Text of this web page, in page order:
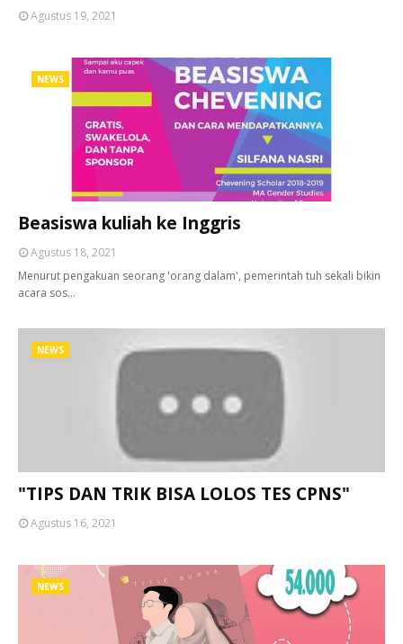
Agustus 19, 2021
NEWS
Beasiswa kuliah ke Inggris
Agustus 18, 2021
Menurut pengakuan seorang 'orang dalam', pemerintah tuh sekali bikin
acara sos…
NEWS
"TIPS DAN TRIK BISA LOLOS TES CPNS"
Agustus 16, 2021
NEWS